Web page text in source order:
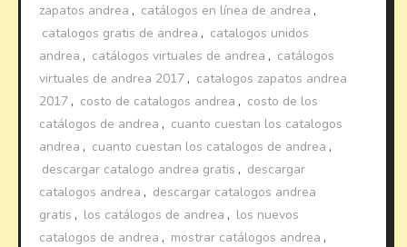
zapatos andrea , catálogos en línea de andrea ,
catalogos gratis de andrea , catalogos unidos
andrea , catálogos virtuales de andrea , catálogos
virtuales de andrea 2017 , catalogos zapatos andrea
2017 , costo de catalogos andrea , costo de los
catálogos de andrea , cuanto cuestan los catalogos
andrea , cuanto cuestan los catalogos de andrea ,
descargar catalogo andrea gratis , descargar
catalogos andrea , descargar catalogos andrea
gratis , los catálogos de andrea , los nuevos
catalogos de andrea , mostrar catálogos andrea ,